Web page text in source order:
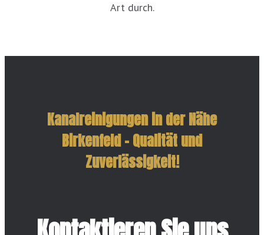
Art durch.
Kanalreinigungen in der Nähe
Birkenfeld – Qualität und
Zuverlässigkeit!